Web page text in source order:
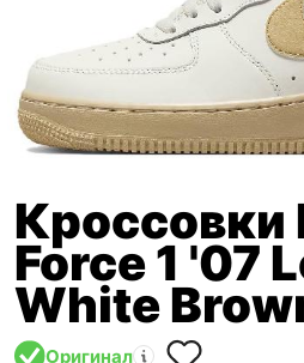
Кроссовки
Force 1 '07
White
Оригинал